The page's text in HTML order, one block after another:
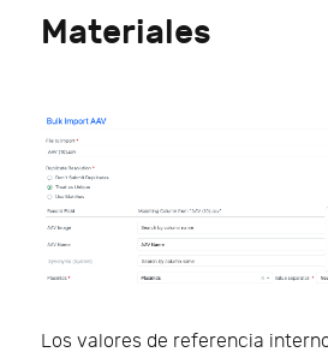
Materiales
Los valores de referencia